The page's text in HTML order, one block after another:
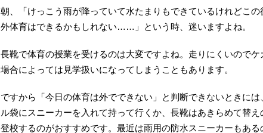
朝、「けっこう雨が降っていて水たまりもできているけれどこ
外体育はできるかもしれない……」という時、迷いますよね。
長靴で体育の授業を受けるのは大変ですよね。走りにくいのでケ
場合によっては見学扱いになってしまうこともあります。
ですから「今日の体育は外でできない」と判断できないときに
ル袋にスニーカーを入れて持って行くか、長靴はあきらめて替
登校するのがおすすめです。最近は雨用の防水スニーカーもあ